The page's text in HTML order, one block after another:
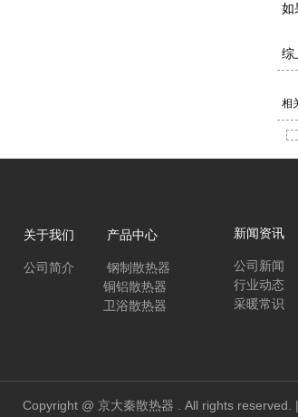
如
综
相
新闻资讯
公司新闻
行业动态
采暖常识
关于我们 产品中心
公司简介
钢制散热器
铜铝散热器
卫浴散热器
Copyright @ 京大秦散热器 . All rights